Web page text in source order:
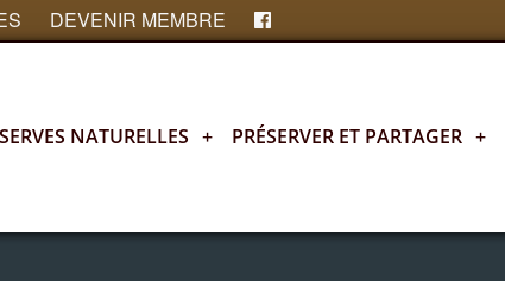
DEVENIR MEMBRE
NATURELLES + PRÉSERVER ET PARTAGER +